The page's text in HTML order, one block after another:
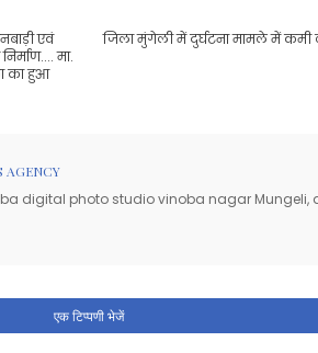
जिला मुंगेली में दुर्घटना मामले में कमी
एवं
मा.
का हुआ
AGENCY
digital photo studio vinoba nagar Mungeli,
एक टिप्पणी भेजें